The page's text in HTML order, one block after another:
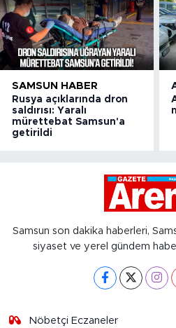
SAMSUN HABER
Rusya açıklarında dron
saldırısı: Yaralı
mürettebat Samsun'a
getirildi
Samsun son dakika haberleri,
siyaset ve yerel gündem
Nöbetçi Eczaneler